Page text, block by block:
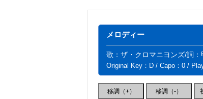
メロディー
歌：ザ・クロマニヨンズ/詞
Original Key：D / Capo：0 /